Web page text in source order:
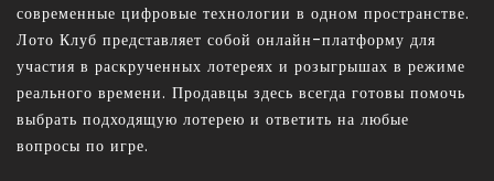
современные цифровые технологии в одном пространстве.
Лото Клуб представляет собой онлайн-платформу для
участия в раскрученных лотереях и розыгрышах в режиме
реального времени. Продавцы здесь всегда готовы помочь
выбрать подходящую лотерею и ответить на любые
вопросы по игре.